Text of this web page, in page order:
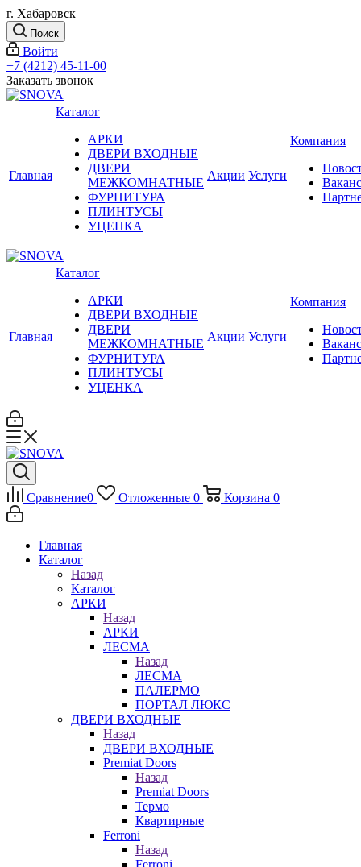
г. Хабаровск
Поиск
Войти
+7 (4212) 45-11-00
Заказать звонок
Главная
Каталог
АРКИ
ДВЕРИ ВХОДНЫЕ
ДВЕРИ
МЕЖКОМНАТНЫЕ
ФУРНИТУРА
ПЛИНТУСЫ
УЦЕНКА
Акции Услуги
Компания
Главная
Каталог
АРКИ
ДВЕРИ ВХОДНЫЕ
ДВЕРИ
МЕЖКОМНАТНЫЕ
ФУРНИТУРА
ПЛИНТУСЫ
УЦЕНКА
Акции Услуги
Компания
Сравнение0 Отложенные 0 Корзина 0
Главная
Каталог
Назад
Каталог
АРКИ
Назад
АРКИ
ЛЕСМА
Назад
ЛЕСМА
ПАЛЕРМО
ПОРТАЛ ЛЮКС
ДВЕРИ ВХОДНЫЕ
Назад
ДВЕРИ ВХОДНЫЕ
Premiat Doors
Назад
Premiat Doors
Термо
Квартирные
Ferroni
Назад
Ferroni